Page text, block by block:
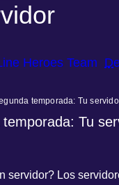
Heroes Team
temporada: Tu
Tu
servidor? Los